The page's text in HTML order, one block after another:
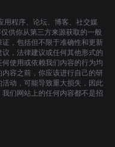
用程序、论坛、博客、社交媒
供你从第三方来源获取的一般
，包括但不限于准确性和更新
，法律建议或任何其他形式的
使用或依赖我们内容的行为均
容之前，你应该进行自己的研
动，可能导致重大损失，因此
们网站上的任何内容都不是招